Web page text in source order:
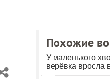
Похожие
У маленького
верёвка вросла